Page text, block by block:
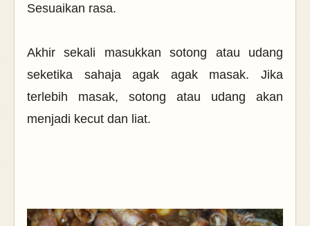
Sesuaikan rasa.
Akhir sekali masukkan sotong atau udang
seketika sahaja agak agak masak. Jika
terlebih masak, sotong atau udang akan
menjadi kecut dan liat.